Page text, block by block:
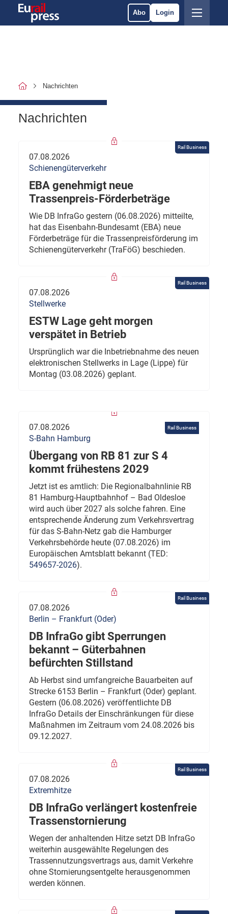
Abo Login
Nachrichten
Nachrichten
Rail Business
07.08.2026
Schienengüterverkehr
EBA genehmigt neue
Trassenpreis-Förderbeträge
Wie DB InfraGo gestern (06.08.2026) mitteilte,
hat das Eisenbahn-Bundesamt (EBA) neue
Förderbeträge für die Trassenpreisförderung im
Schienengüterverkehr (TraFöG) beschieden.
Rail Business
07.08.2026
Stellwerke
ESTW Lage geht morgen
verspätet in Betrieb
Ursprünglich war die Inbetriebnahme des neuen
elektronischen Stellwerks in Lage (Lippe) für
Montag (03.08.2026) geplant.
Rail Business
07.08.2026
S-Bahn Hamburg
Übergang von RB 81 zur S 4
kommt frühestens 2029
Jetzt ist es amtlich: Die Regionalbahnlinie RB
81 Hamburg-Hauptbahnhof – Bad Oldesloe
wird auch über 2027 als solche fahren. Eine
entsprechende Änderung zum Verkehrsvertrag
für das S-Bahn-Netz gab die Hamburger
Verkehrsbehörde heute (07.08.2026) im
Europäischen Amtsblatt bekannt (TED:
549657-2026).
Rail Business
07.08.2026
Berlin – Frankfurt (Oder)
DB InfraGo gibt Sperrungen
bekannt – Güterbahnen
befürchten Stillstand
Ab Herbst sind umfangreiche Bauarbeiten auf
Strecke 6153 Berlin – Frankfurt (Oder) geplant.
Gestern (06.08.2026) veröffentlichte DB
InfraGo Details der Einschränkungen für diese
Maßnahmen im Zeitraum vom 24.08.2026 bis
09.12.2027.
Rail Business
07.08.2026
Extremhitze
DB InfraGo verlängert kostenfreie
Trassenstornierung
Wegen der anhaltenden Hitze setzt DB InfraGo
weiterhin ausgewählte Regelungen des
Trassennutzungsvertrags aus, damit Verkehre
ohne Stornierungsentgelte herausgenommen
werden können.